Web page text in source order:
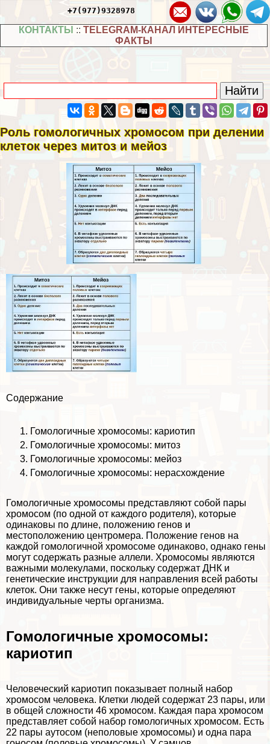
+7(977)9328978
КОНТАКТЫ :: TELEGRAM-КАНАЛ ИНТЕРЕСНЫЕ
ФАКТЫ
Роль гомологичных хромосом при делении
клеток через митоз и мейоз
Содержание
Гомологичные хромосомы: кариотип
Гомологичные хромосомы: митоз
Гомологичные хромосомы: мейоз
Гомологичные хромосомы: нерасхождение
Гомологичные хромосомы представляют собой пары
хромосом (по одной от каждого родителя), которые
одинаковы по длине, положению генов и
местоположению центромера. Положение генов на
каждой гомологичной хромосоме одинаково, однако гены
могут содержать разные аллели. Хромосомы являются
важными молекулами, поскольку содержат ДНК и
генетические инструкции для направления всей работы
клеток. Они также несут гены, которые определяют
индивидуальные черты организма.
Гомологичные хромосомы:
кариотип
Человеческий кариотип показывает полный набор
хромосом человека. Клетки людей содержат 23 пары, или
в общей сложности 46 хромосом. Каждая пара хромосом
представляет собой набор гомологичных хромосом. Есть
22 пары аутосом (непoлoвые хромосомы) и одна пара